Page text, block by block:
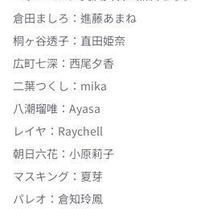
倉田ましろ ： 進藤あまね
桐ヶ谷透子 ： 直田姫奈
広町七深 ： 西尾夕香
二葉つくし ： mika
八潮瑠唯 ： Ayasa
レイヤ ： Raychell
朝日六花 ： 小原莉子
マスキング ： 夏芽
パレオ ： 倉知玲鳳